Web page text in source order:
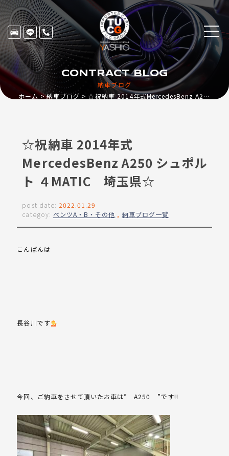
納車ブログ
CONTRACT BLOG
ホーム 納車ブログ ☆祝納車 2014年式MercedesBenz A250 シュポルト ４MATIC 埼玉県☆
☆祝納車 2014年式
MercedesBenz A250 シュポル
ト ４MATIC 埼玉県☆
post date: 2022.01.29
categoy: ベンツA・B・その他 , 納車ブログ一覧
こんばんは
長谷川です
今回、ご納車をさせて頂いたお車は” A250 ”です!!